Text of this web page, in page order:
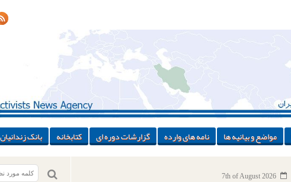
مواضع و بیانیه ها نامه های وارده گزارشات دوره ای کتابخانه بانک زندانیان
7th of August 2026